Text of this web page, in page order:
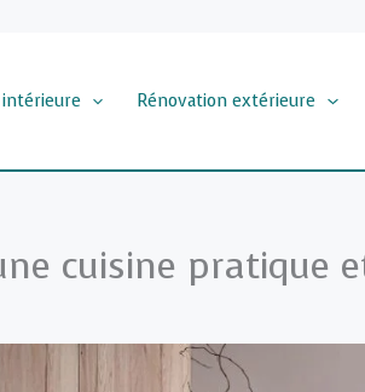
Rénovation extérieure
cuisine pratique